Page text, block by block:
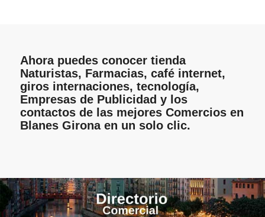
Ahora puedes conocer tienda
Naturistas, Farmacias, café internet,
giros internaciones, tecnología,
Empresas de Publicidad y los
contactos de las mejores Comercios en
Blanes Girona en un solo clic.